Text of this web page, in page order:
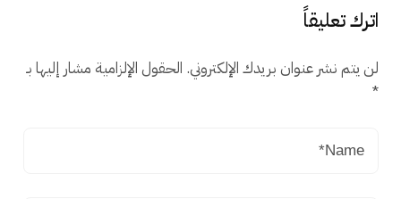
اترك تعليقاً
لن يتم نشر عنوان بريدك الإلكتروني. الحقول الإلزامية مشار إليها بـ
*